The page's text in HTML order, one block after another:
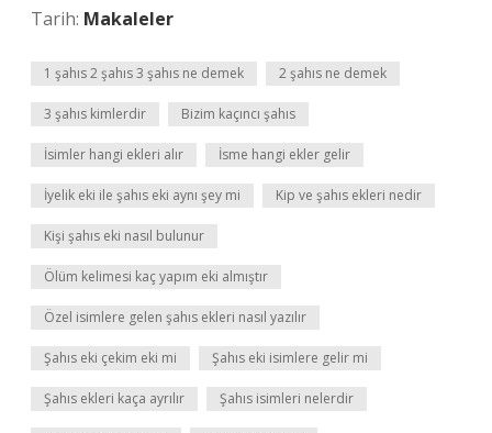
Tarih: Makaleler
1 şahıs 2 şahıs 3 şahıs ne demek 2 şahıs ne demek
3 şahıs kimlerdir Bizim kaçıncı şahıs
İsimler hangi ekleri alır İsme hangi ekler gelir
İyelik eki ile şahıs eki aynı şey mi Kip ve şahıs ekleri nedir
Kişi şahıs eki nasıl bulunur
Ölüm kelimesi kaç yapım eki almıştır
Özel isimlere gelen şahıs ekleri nasıl yazılır
Şahıs eki çekim eki mi Şahıs eki isimlere gelir mi
Şahıs ekleri kaça ayrılır Şahıs isimleri nelerdir